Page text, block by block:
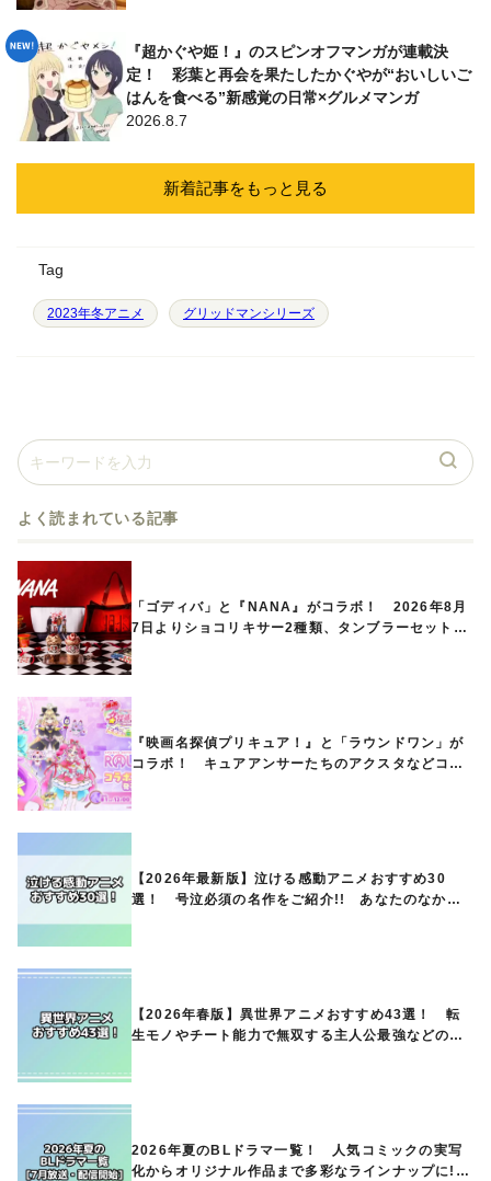
『超かぐや姫！』のスピンオフマンガが連載決
定！ 彩葉と再会を果たしたかぐやが“おいしいご
はんを食べる”新感覚の日常×グルメマンガ
2026.8.7
新着記事をもっと見る
Tag
2023年冬アニメ グリッドマンシリーズ
よく読まれている記事
「ゴディバ」と『NANA』がコラボ！ 2026年8月
7日よりショコリキサー2種類、タンブラーセットな
『映画名探偵プリキュア！』と「ラウンドワン」が
コラボ！ キュアアンサーたちのアクスタなどコラ
【2026年最新版】泣ける感動アニメおすすめ30
選！ 号泣必須の名作をご紹介!! あなたのなかの
【2026年春版】異世界アニメおすすめ43選！ 転
生モノやチート能力で無双する主人公最強などの人
2026年夏のBLドラマ一覧！ 人気コミックの実写
化からオリジナル作品まで多彩なラインナップに!!